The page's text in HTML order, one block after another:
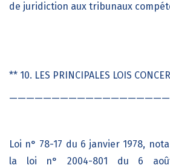
de juridiction aux tribunaux
** 10. LES PRINCIPALES LOIS
Loi n° 78-17 du 6 janvier 1978,
la loi n° 2004-801 du 6